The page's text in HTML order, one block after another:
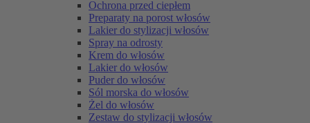
Ochrona przed ciepłem
Preparaty na porost włosów
Lakier do stylizacji włosów
Spray na odrosty
Krem do włosów
Lakier do włosów
Puder do włosów
Sól morska do włosów
Żel do włosów
Zestaw do stylizacji włosów